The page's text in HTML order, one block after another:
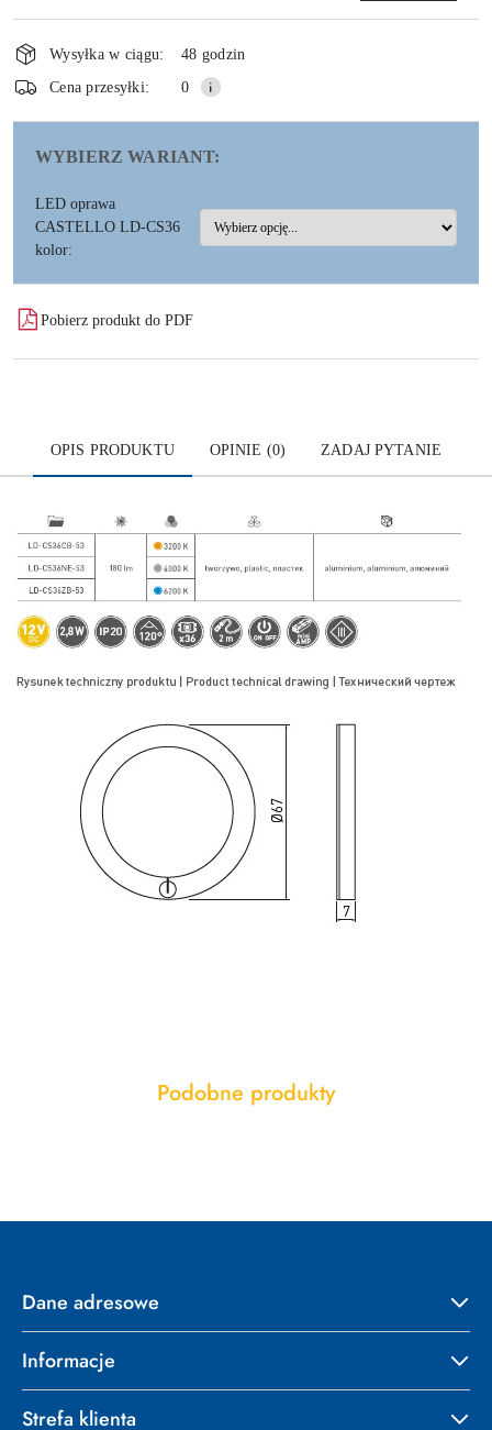
Wyślij
Dostępność
i
dostawa
Wysyłka w ciągu:
48 godzin
Cena przesyłki:
0
WYBIERZ WARIANT:
LED oprawa
CASTELLO LD-CS36
kolor:
Pobierz produkt do PDF
OPIS PRODUKTU OPINIE (0) ZADAJ PYTANIE
Pomiń karuzelę produktów
Produkty
Podobne produkty
Dane adresowe
Informacje
Strefa klienta